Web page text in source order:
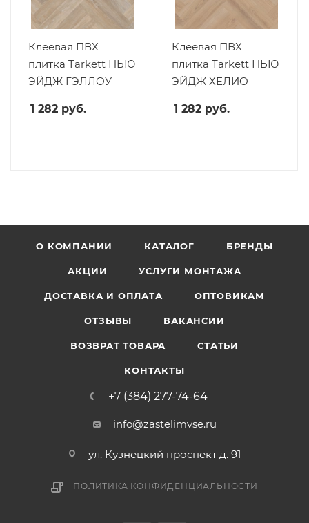
Клеевая ПВХ
плитка Tarkett НЬЮ
ЭЙДЖ ГЭЛЛОУ
1 282 руб.
Клеевая ПВХ
плитка Tarkett НЬЮ
ЭЙДЖ ХЕЛИО
1 282 руб.
О КОМПАНИИ КАТАЛОГ БРЕНДЫ
АКЦИИ УСЛУГИ МОНТАЖА
ДОСТАВКА И ОПЛАТА ОПТОВИКАМ
ОТЗЫВЫ ВАКАНСИИ
ВОЗВРАТ ТОВАРА СТАТЬИ
КОНТАКТЫ
+7 (384) 277-74-64
info@zastelimvse.ru
ул. Кузнецкий проспект д. 91
ПОЛИТИКА КОНФИДЕНЦИАЛЬНОСТИ